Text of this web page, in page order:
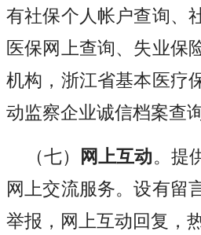
有社保个人帐户查询、
医保网上查询、失业保
机构，浙江省基本医疗
动监察企业诚信档案查
（七） 网上互动。提
网上交流服务。设有留
举报，网上互动回复，